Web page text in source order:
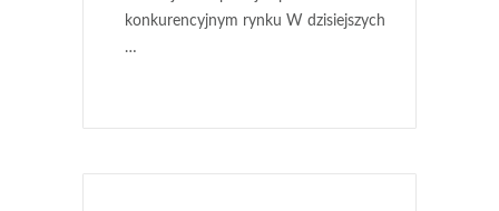
konkurencyjnym rynku W dzisiejszych
…